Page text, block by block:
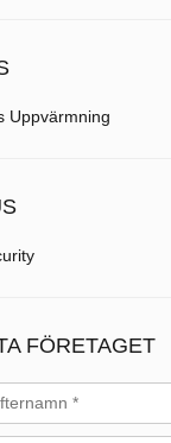
Uppvärmning
FÖRETAGET